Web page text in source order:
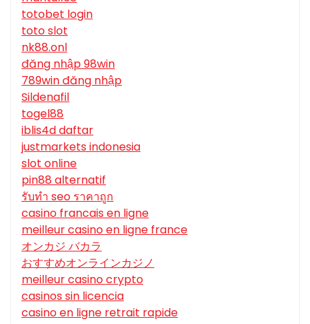
totobet login
toto slot
nk88.onl
đăng nhập 98win
789win đăng nhập
Sildenafil
togel88
iblis4d daftar
justmarkets indonesia
slot online
pin88 alternatif
รับทํา seo ราคาถูก
casino francais en ligne
meilleur casino en ligne france
オンカジ バカラ
おすすめオンラインカジノ
meilleur casino crypto
casinos sin licencia
casino en ligne retrait rapide